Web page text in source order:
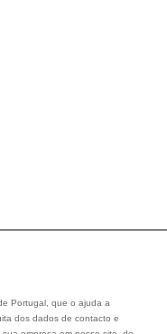
Portugal, que o ajuda a
dos dados de contacto e